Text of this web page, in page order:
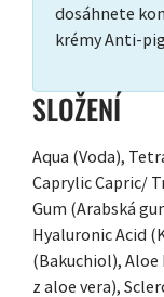
dosáhnete
krémy Anti-
SLOŽENÍ
Aqua (Voda),
Caprylic Capric/
Gum (Arabská
Hyaluronic Acid
(Bakuchiol), Aloe
z aloe vera),